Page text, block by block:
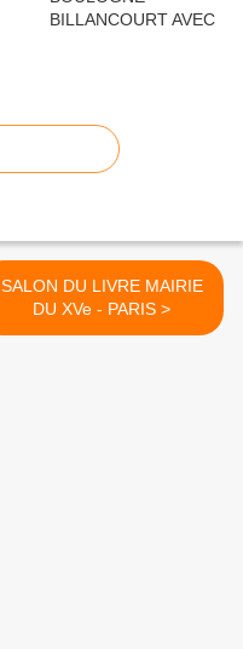
SALON DU LIVRE MAIRIE
DU XVe - PARIS >